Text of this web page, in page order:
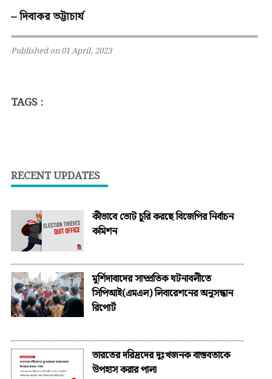
– দিবাকর ভট্টাচার্য
Published on 01 April, 2023
TAGS :
RECENT UPDATES
কীভাবে ভোট চুরি করছে বিজেপির নির্বাচন
কমিশন
মুর্শিদাবাদের সাম্প্রতিক ঘটনাবলীতে
সিপিআই(এমএল) লিবারেশনের অনুসন্ধান
রিপোর্ট
ভারতের দরিদ্রদের দুঃখজনক বাস্তবতাকে
উপহাস করার পালা